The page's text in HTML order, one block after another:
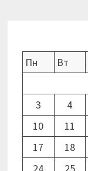
Пн
Вт
3
4
10
11
17
18
24
25